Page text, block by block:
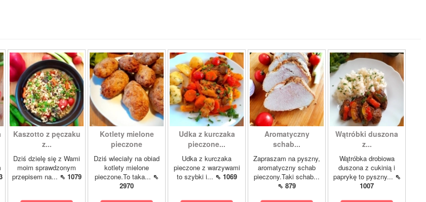
Kaszotto z pęczaku
z...
Dziś dzielę się z Wami
moim sprawdzonym
przepisem na... ⇖ 1079
Kotlety mielone
pieczone
Dziś wleciały na obiad
kotlety mielone
pieczone.To taka... ⇖
2970
Udka z kurczaka
pieczone...
Udka z kurczaka
pieczone z warzywami
to szybki i... ⇖ 1069
Aromatyczny
schab...
Zapraszam na pyszny,
aromatyczny schab
pieczony.Taki schab...
⇖ 879
Wątróbki duszona
z...
Wątróbka drobiowa
duszona z cukinią i
paprykę to pyszny... ⇖
1007